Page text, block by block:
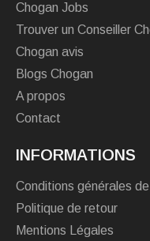
Chogan Jobs
Trouver un Conseiller
Chogan avis
Blogs Chogan
A propos
Contact
INFORMATIONS
Conditions générales
Politique de retour
Mentions Légales